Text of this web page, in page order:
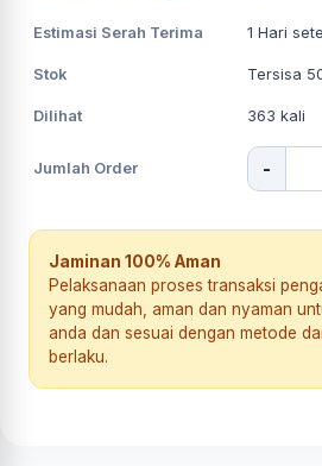
Estimasi Serah Terima 1 Hari
Stok Tersisa
Dilihat 363 kali
Jumlah Order -
Jaminan 100% Aman
Pelaksanaan proses transaksi
yang mudah, aman dan nyaman
anda dan sesuai dengan metode
berlaku.